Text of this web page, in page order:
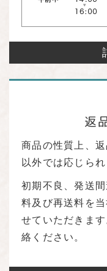
返
商品の性質上、
以外では応じられ
初期不良、発送
料及び再送料を
せていただきま
絡ください。